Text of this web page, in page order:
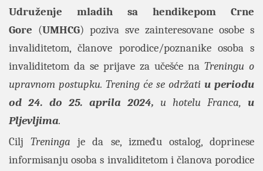
Udruženje mladih sa hendikepom Crne
Gore (UMHCG) poziva sve zainteresovane osobe s
invaliditetom, članove porodice/poznanike osoba s
invaliditetom da se prijave za učešće na Treningu o
upravnom postupku. Trening će se održati u periodu
od 24. do 25. aprila 2024, u hotelu Franca, u
Pljevljima.
CiljTreninga je da se, između ostalog, doprinese
informisanju osoba s invaliditetom i članova porodice